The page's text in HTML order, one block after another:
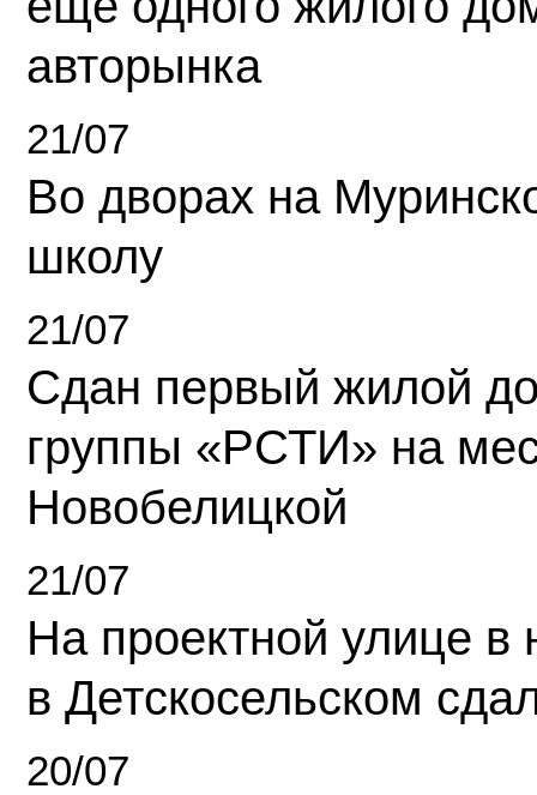
авторынка
21/07
Во дворах на
школу
21/07
Сдан первый жилой
группы «РСТИ» на
Новобелицкой
21/07
На проектной улице
в Детскосельском
20/07